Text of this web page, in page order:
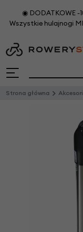
◉ DODATKOWE -
Wszystkie hulajnogi
Strona główna